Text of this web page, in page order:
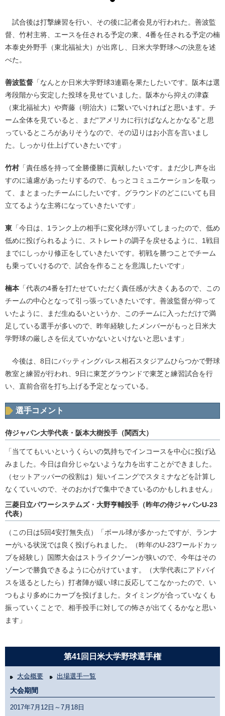
試合後は打撃練習を行い、その後に記者会見が行われた。善波監
督、竹村主将、エースを任される予定の東、4番を任される予定の楠
本泰史外野手（東北福祉大）が出席し、日米大学野球への決意を述
べた。
善波監督 「なんとか日米大学野球3連覇を果たしたいです。阪本は選
考段階から安定した投球を見せていました。阪本から抑えの津森
（東北福祉大）や齊藤（明治大）に繋いでいければと思います。チ
ーム全体を見ていると、まだ“アメリカに行けばなんとかなる”と思
っているところがありそうなので、その辺りはお小言を言いまし
た。しっかり仕上げていきたいです」
竹村「責任感を持って全勝優勝に貢献したいです。まだ少し声を出
すのに遠慮があったりするので、もっとコミュニケーションを取っ
て、まとまったチームにしたいです。グラウンドのどこにいても目
立てるような主将になっていきたいです」
東 「今日は、1ランク上の相手に変化球が浮いてしまったので、低め
低めに投げられるように、ストレートの調子を戻せるように、1戦目
までにしっかり修正をしていきたいです。初戦を勝つことでチーム
も乗っていけるので、試合を作ることを意識したいです」
楠本 「代表の4番を打たせていただく責任感が大きくあるので、この
チームの中心となって引っ張っていきたいです。善波監督が仰って
いたように、まだ生ぬるいというか、このチームに入っただけで満
足している選手が多いので、昨年経験したメンバーがもっと日米大
学野球の厳しさを伝えていかないといけないと思います」
今後は、8日にバッティングパレス相石スタジアムひらつかで野球
教室と練習が行われ、9日に東芝グラウンドで東芝と練習試合を行
い、直前合宿を打ち上げる予定となっている。
選手コメント
侍ジャパン大学代表・阪本大樹投手（関西大）
「当ててもいいというくらいの気持ちでインコースを中心に投げ込
みました。今日は自分じゃないような力を出すことができました。
（セットアッパーの役割は）短いイニングでスタミナなどを計算し
なくていいので、そのおかげで集中できているのかもしれません」
三菱日立パワーシステムズ・大野亨輔投手（昨年の侍ジャパンU-23
代表）
（この日は5回4安打無失点）「ボール球が多かったですが、ランナ
ーがいる状況では良く投げられました。（昨年のU-23ワールドカッ
プを経験し）国際大会はストライクゾーンが狭いので、今年はその
ゾーンで勝負できるように心がけています。（大学代表にアドバイ
スを送るとしたら）打者陣が緩い球に反応してこなかったので、い
つもより多めにカーブを投げました。タイミングが合っていなくも
振っていくことで、相手投手に対しての怖さが出てくるかなと思い
ます」
第41回日米大学野球選手権
大会概要 出場選手一覧
大会期間
2017年7月12日～7月18日